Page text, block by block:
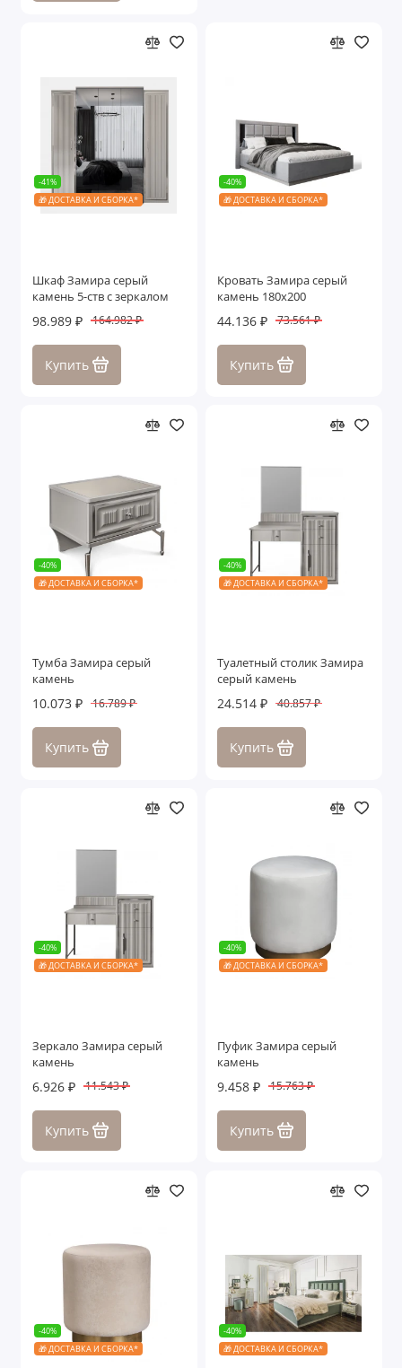
-41%
🎁 ДОСТАВКА И СБОРКА*
Шкаф Замира серый
камень 5-ств с зеркалом
98.989 ₽ 164.982 ₽
Купить
-40%
🎁 ДОСТАВКА И СБОРКА*
Кровать Замира серый
камень 180x200
44.136 ₽ 73.561 ₽
Купить
-40%
🎁 ДОСТАВКА И СБОРКА*
Тумба Замира серый
камень
10.073 ₽ 16.789 ₽
Купить
-40%
🎁 ДОСТАВКА И СБОРКА*
Туалетный столик Замира
серый камень
24.514 ₽ 40.857 ₽
Купить
-40%
🎁 ДОСТАВКА И СБОРКА*
Зеркало Замира серый
камень
6.926 ₽ 11.543 ₽
Купить
-40%
🎁 ДОСТАВКА И СБОРКА*
Пуфик Замира серый
камень
9.458 ₽ 15.763 ₽
Купить
-40%
🎁 ДОСТАВКА И СБОРКА*
-40%
🎁 ДОСТАВКА И СБОРКА*